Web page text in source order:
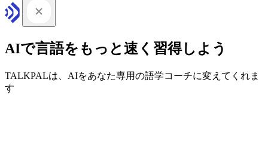
AIで言語をもっと速く習得しよう
TALKPALは、AIをあなた専用の語学コーチに変えてくれま
す